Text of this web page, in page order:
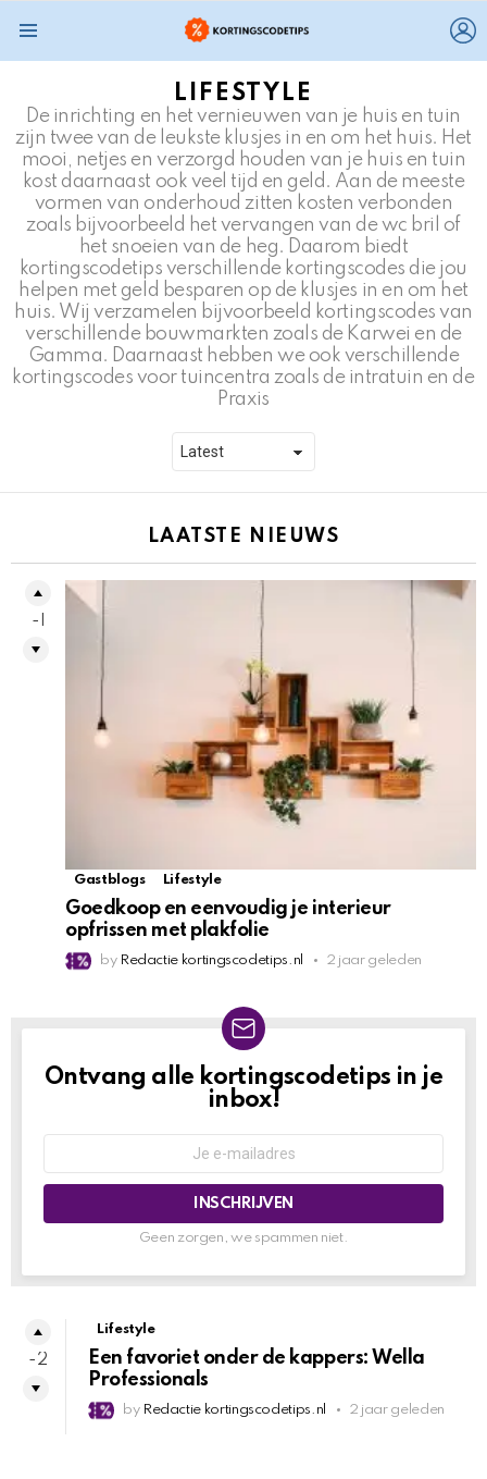
LIFESTYLE
De inrichting en het vernieuwen van je huis en tuin
zijn twee van de leukste klusjes in en om het huis. Het
mooi, netjes en verzorgd houden van je huis en tuin
kost daarnaast ook veel tijd en geld. Aan de meeste
vormen van onderhoud zitten kosten verbonden
zoals bijvoorbeeld het vervangen van de wc bril of
het snoeien van de heg. Daarom biedt
kortingscodetips verschillende kortingscodes die jou
helpen met geld besparen op de klusjes in en om het
huis. Wij verzamelen bijvoorbeeld kortingscodes van
verschillende bouwmarkten zoals de Karwei en de
Gamma. Daarnaast hebben we ook verschillende
kortingscodes voor tuincentra zoals de intratuin en de
Praxis
LAATSTE NIEUWS
Gastblogs Lifestyle
Goedkoop en eenvoudig je interieur
opfrissen met plakfolie
by Redactie kortingscodetips.nl 2 jaar geleden
-1
NEWSLETTER
Ontvang alle kortingscodetips in je
inbox!
Geen zorgen, we spammen niet.
Lifestyle
Een favoriet onder de kappers: Wella
Professionals
by Redactie kortingscodetips.nl 2 jaar geleden
-2